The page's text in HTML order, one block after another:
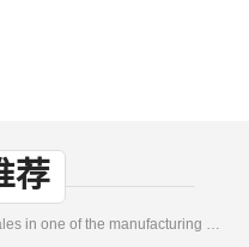
荐
Development, design, production and sales in one of the manufacturing enterprises